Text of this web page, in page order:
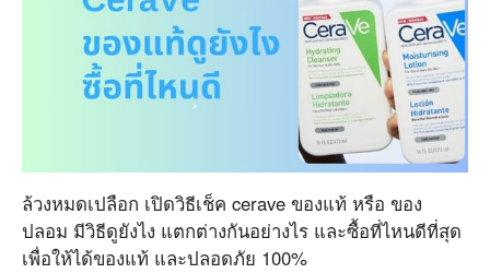
ล้วงหมดเปลือก เปิดวิธีเช็ค cerave ของแท้ หรือ ของ
ปลอม มีวิธีดูยังไง แตกต่างกันอย่างไร และซื้อที่ไหนดีที่สุด
เพื่อให้ได้ของแท้ และปลอดภัย 100%